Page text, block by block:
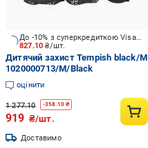
827.10₴/шт.
До -10% з суперкредиткою Visa Вигода
Дитячий захист Tempish black/M
1020000713/M/Black
оцінити
1 277.10 -358.10 ₴
919 ₴/шт.
Доставимо